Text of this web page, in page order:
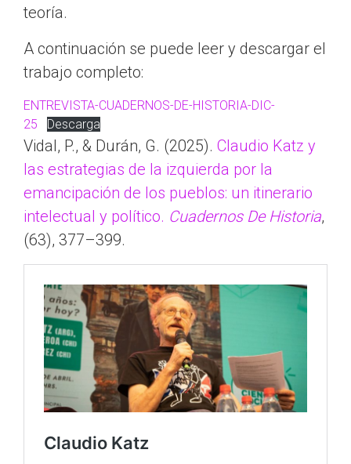
teoría.
A continuación se puede leer y descargar el
trabajo completo:
ENTREVISTA-CUADERNOS-DE-HISTORIA-DIC-
25
Descarga
Vidal, P., & Durán, G. (2025). Claudio Katz y
las estrategias de la izquierda por la
emancipación de los pueblos: un itinerario
intelectual y político. Cuadernos De Historia,
(63), 377–399.